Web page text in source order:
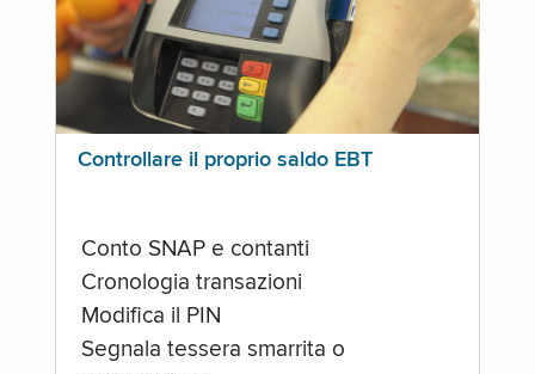
Controllare il proprio saldo EBT
Conto SNAP e contanti
Cronologia transazioni
Modifica il PIN
Segnala tessera smarrita o